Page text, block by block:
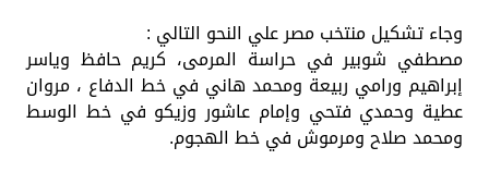
وجاء تشكيل منتخب مصر علي النحو التالي :
مصطفي شوبير في حراسة المرمى، كريم حافظ وياسر
إبراهيم ورامي ربيعة ومحمد هاني في خط الدفاع ، مروان
عطية وحمدي فتحي وإمام عاشور وزيكو في خط الوسط
ومحمد صلاح ومرموش في خط الهجوم.